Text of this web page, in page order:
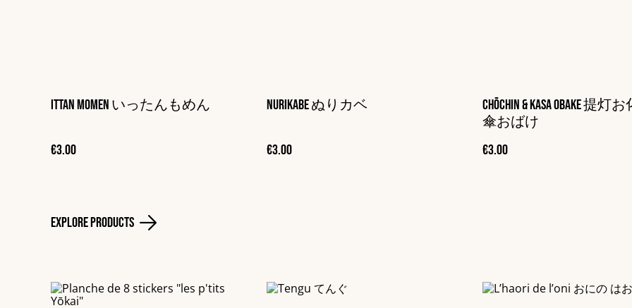
Ittan Momen いったんもめん
€3.00
Nurikabe ぬりカベ
€3.00
Chōchin & Kasa obake 提灯
傘おばけ
€3.00
Explore Products